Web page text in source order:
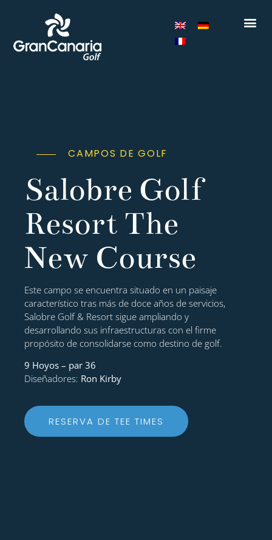
CAMPOS DE GOLF
Salobre Golf
Resort The
New Course
Este campo se encuentra situado en un paisaje
característico tras más de doce años de servicios,
Salobre Golf & Resort sigue ampliando y
desarrollando sus infraestructuras con el firme
propósito de consolidarse como destino de golf.
9 Hoyos – par 36
Diseñadores: Ron Kirby
RESERVA DE TEE TIMES